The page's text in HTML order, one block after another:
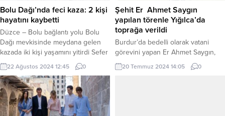
– Yüzölçümü bakımından
Kayseri’nin en büyük merkez...
Bolu Dağı’nda feci kaza: 2 kişi
hayatını kaybetti
Düzce – Bolu bağlantı yolu Bolu
Dağı mevkisinde meydana gelen
kazada iki kişi yaşamını yitirdi Sefer
DEMİR / DÜZCE (İGFA) – Kaza
Düzce – Bolu bağlantı yolu Bolu
Dağı mevkisinde meydana geldi.
Edinilen bilgiye göre seyir halindeki
tır sürücüsü direksiyon hakimiyetini
kaybedip karşı şeride geçti. Karşı
22 Ağustos 2024 12:45 0
Şehit Er Ahmet Saygın
yapılan törenle Yığılca’da
toprağa verildi
Burdur’da bedelli olarak vatani
görevini yapan Er Ahmet Saygın,
bir süre önce görevi başında
rahatsızlandı. Burdur’da bir
20 Temmuz 2024 14:05 0